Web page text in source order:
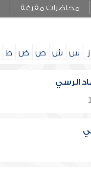
محاضرات مفرغة
ز س ش ص ض ط
الرسي